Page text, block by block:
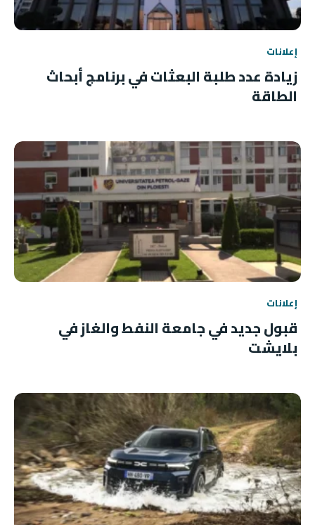
إعلانات
زيادة عدد طلبة البعثات في برنامج أبحاث
الطاقة
إعلانات
قبول جديد في جامعة النفط والغاز في
بلايشت